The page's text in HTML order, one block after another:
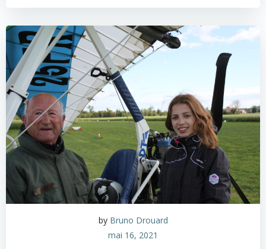
by Bruno Drouard
mai 16, 2021